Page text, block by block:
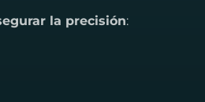
la precisión: